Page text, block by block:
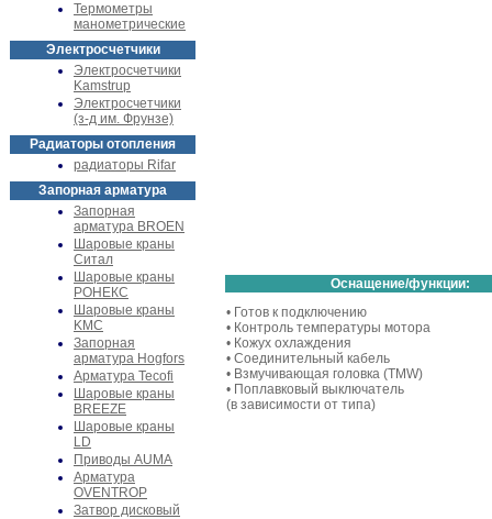
Термометры
манометрические
Электросчетчики
Электросчетчики
Kamstrup
Электросчетчики
(з-д им. Фрунзе)
Радиаторы отопления
радиаторы Rifar
Запорная арматура
Запорная
арматура BROEN
Шаровые краны
Ситал
Шаровые краны
РОНЕКС
Шаровые краны
KMC
Запорная
арматура Hogfors
Арматура Tecofi
Шаровые краны
BREEZE
Шаровые краны
LD
Приводы AUMA
Арматура
OVENTROP
Затвор дисковый
Оснащение/функции:
• Готов к подключению
• Контроль температуры мотора
• Кожух охлаждения
• Соединительный кабель
• Взмучивающая головка (TMW)
• Поплавковый выключатель
(в зависимости от типа)